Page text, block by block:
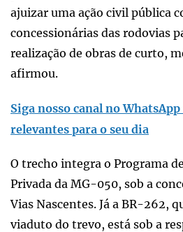
ajuizar uma ação civil pública
concessionárias das rodovias
realização de obras de curto,
afirmou.
Siga nosso canal no
relevantes para o seu dia
O trecho integra o Programa
Privada da MG-050, sob a
Vias Nascentes. Já a BR-262,
viaduto do trevo, está sob a